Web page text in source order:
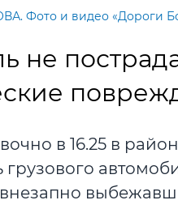
Фото и видео «Дороги
не
в 16.25 в